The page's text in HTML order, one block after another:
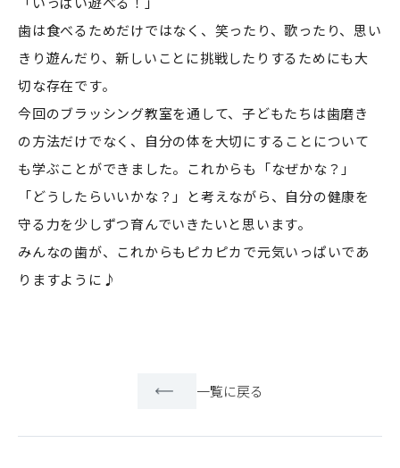
歯は食べるためだけではなく、笑ったり、歌ったり、思い
きり遊んだり、新しいことに挑戦したりするためにも大
切な存在です。
今回のブラッシング教室を通して、子どもたちは歯磨き
の方法だけでなく、自分の体を大切にすることについて
も学ぶことができました。これからも「なぜかな？」
「どうしたらいいかな？」と考えながら、自分の健康を
守る力を少しずつ育んでいきたいと思います。
みんなの歯が、これからもピカピカで元気いっぱいであ
りますように♪
一覧に戻る